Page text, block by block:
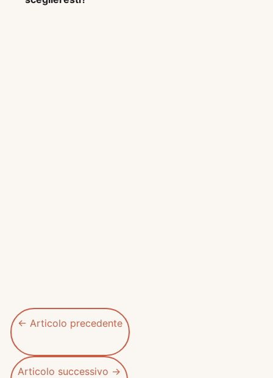
← Articolo precedente
Articolo successivo →